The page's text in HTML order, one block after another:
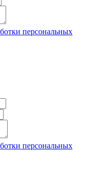
персональных
персональных